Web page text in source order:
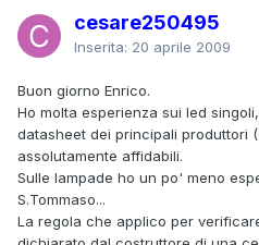
cesare250495
Inserita: 20 aprile 2009
Buon giorno Enrico.
Ho molta esperienza sui led
datasheet dei principali produttori
assolutamente affidabili.
Sulle lampade ho un po' meno
S.Tommaso...
La regola che applico per